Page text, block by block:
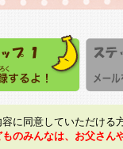
容に同意していただける
のみんなは、お父さん